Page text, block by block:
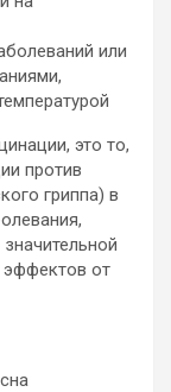
или
это то,
против
гриппа) в
эффектов от